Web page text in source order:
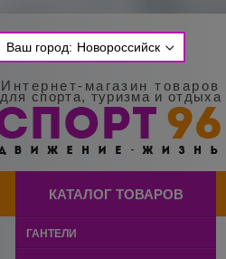
Ваш город: Новороссийск
Интернет-магазин товаров
для спорта, туризма и отдыха
КАТАЛОГ ТОВАРОВ
ГАНТЕЛИ